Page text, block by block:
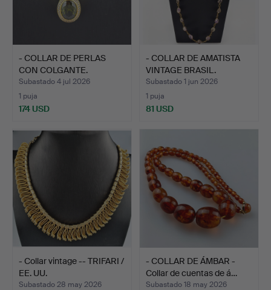
- COLLAR DE PERLAS
CON COLGANTE.
Subastado 4 jul 2026
1 puja
174 USD
- COLLAR DE AMATISTA
VINTAGE BRASIL.
Subastado 1 jun 2026
1 puja
81 USD
- Collar vintage -- TRIFARI /
EE. UU.
Subastado 28 may 2026
- COLLAR DE ÁMBAR -
Collar de cuentas de á…
Subastado 18 may 2026